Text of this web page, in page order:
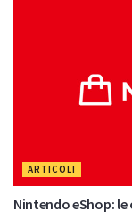
ARTICOLI
Nintendo eShop: